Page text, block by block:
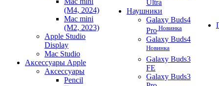
(M4, 2024)
Mac mini
(M2, 2023)
Apple Studio
Display
Mac Studio
Аксессуары Apple
Аксессуары
Pencil
Ultra
Наушники
Galaxy Buds4
Pro Новинка
Galaxy Buds4
Новинка
Galaxy Buds3
FE
Galaxy Buds3